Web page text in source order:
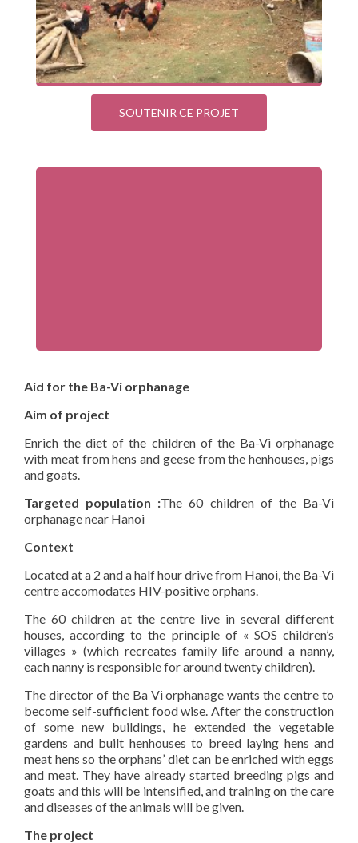
SOUTENIR CE PROJET
Aid for the Ba-Vi orphanage
Aim of project
Enrich the diet of the children of the Ba-Vi orphanage
with meat from hens and geese from the henhouses, pigs
and goats.
Targeted population :The 60 children of the Ba-Vi
orphanage near Hanoi
Context
Located at a 2 and a half hour drive from Hanoi, the Ba-Vi
centre accomodates HIV-positive orphans.
The 60 children at the centre live in several different
houses, according to the principle of « SOS children’s
villages » (which recreates family life around a nanny,
each nanny is responsible for around twenty children).
The director of the Ba Vi orphanage wants the centre to
become self-sufficient food wise. After the construction
of some new buildings, he extended the vegetable
gardens and built henhouses to breed laying hens and
meat hens so the orphans’ diet can be enriched with eggs
and meat. They have already started breeding pigs and
goats and this will be intensified, and training on the care
and diseases of the animals will be given.
The project